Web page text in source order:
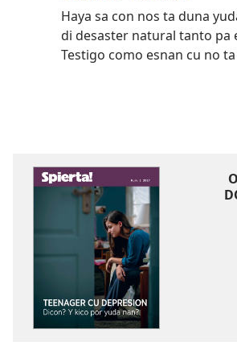
Haya sa con nos ta duna
di desaster natural tanto pa
Testigo como esnan cu no